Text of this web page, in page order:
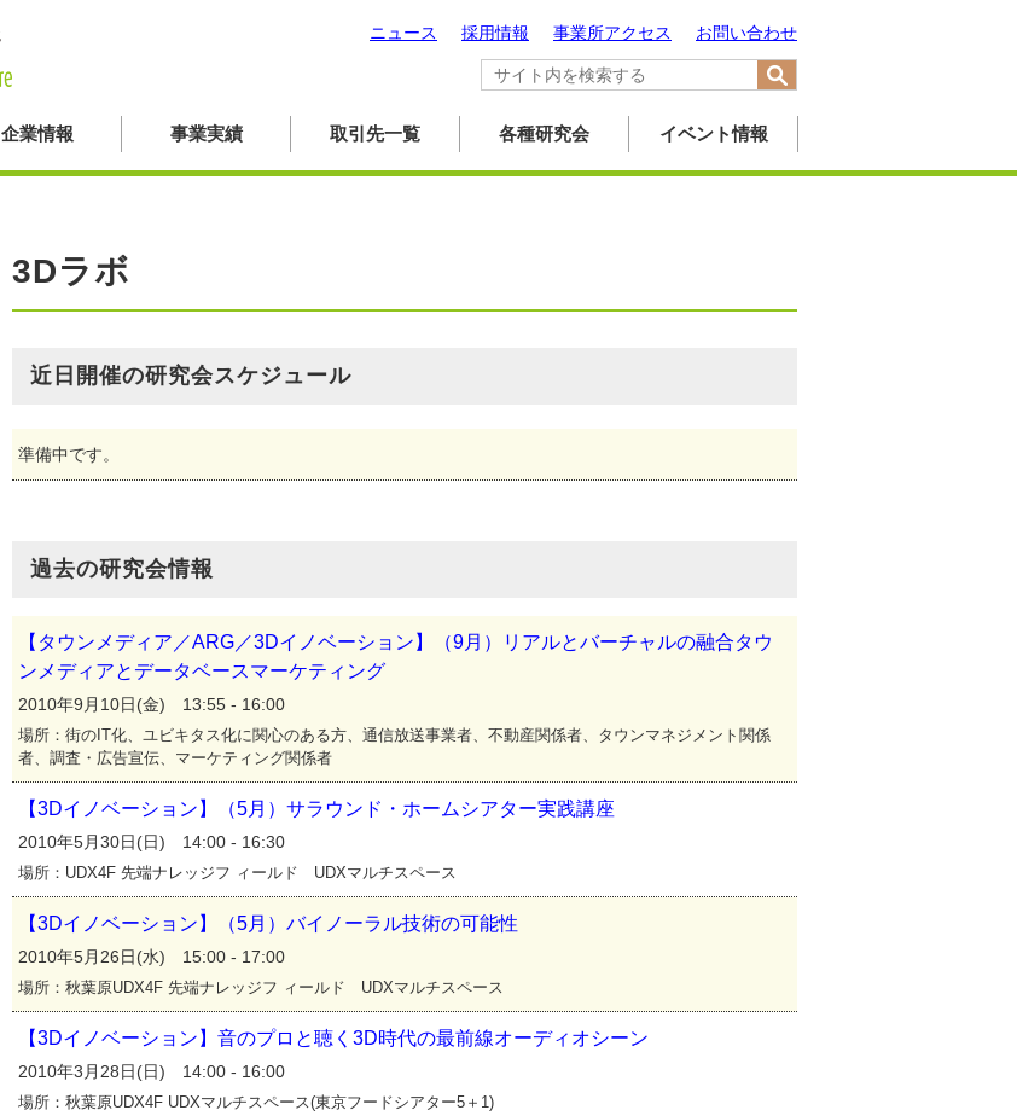
お問い合わせ
事業所アクセス
採用情報
ニュース
企業情報 事業実績 取引先一覧 各種研究会 イベント情報
3Dラボ
近日開催の研究会スケジュール
準備中です。
過去の研究会情報
【タウンメディア／ARG／3Dイノベーション】（9月）リアルとバーチャルの融合タウ
ンメディアとデータベースマーケティング
2010年9月10日(金) 13:55 - 16:00
場所：街のIT化、ユビキタス化に関心のある方、通信放送事業者、不動産関係者、タウンマネジメント関係
者、調査・広告宣伝、マーケティング関係者
【3Dイノベーション】（5月）サラウンド・ホームシアター実践講座
2010年5月30日(日) 14:00 - 16:30
場所：UDX4F 先端ナレッジフ ィールド UDXマルチスペース
【3Dイノベーション】（5月）バイノーラル技術の可能性
2010年5月26日(水) 15:00 - 17:00
場所：秋葉原UDX4F 先端ナレッジフ ィールド UDXマルチスペース
【3Dイノベーション】音のプロと聴く3D時代の最前線オーディオシーン
2010年3月28日(日) 14:00 - 16:00
場所：秋葉原UDX4F UDXマルチスペース(東京フードシアター5＋1)